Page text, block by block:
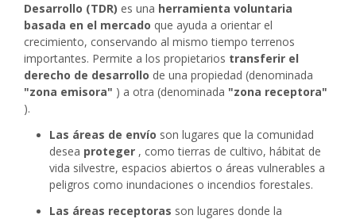
Desarrollo (TDR) es una herramienta voluntaria
basada en el mercado que ayuda a orientar el
crecimiento, conservando al mismo tiempo terrenos
importantes. Permite a los propietarios transferir el
derecho de desarrollo de una propiedad (denominada
"zona emisora" ) a otra (denominada "zona receptora"
).
Las áreas de envío son lugares que la comunidad
desea proteger , como tierras de cultivo, hábitat de
vida silvestre, espacios abiertos o áreas vulnerables a
peligros como inundaciones o incendios forestales.
Las áreas receptoras son lugares donde la